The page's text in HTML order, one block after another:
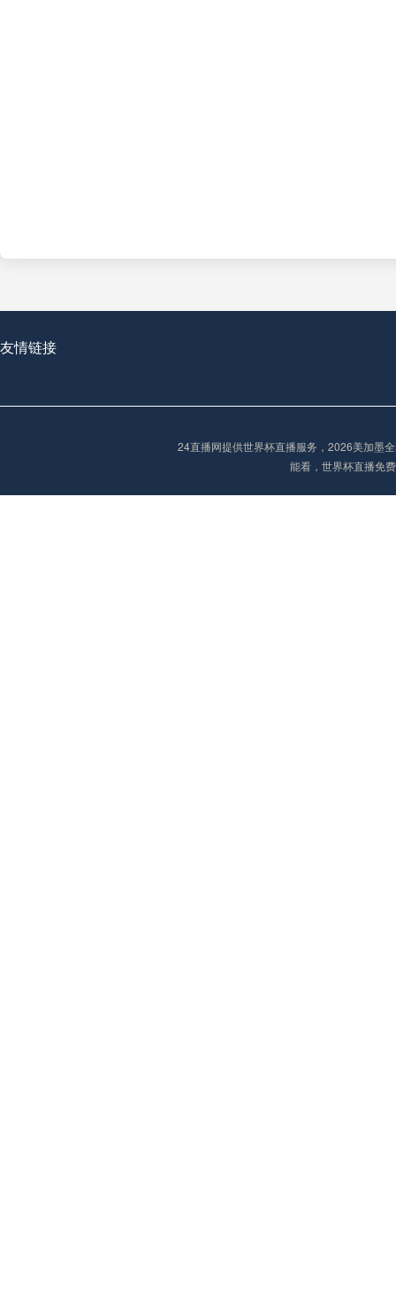
友情链接
24直播网提供世界杯直播服务，2026美加墨
能看，世界杯直播免